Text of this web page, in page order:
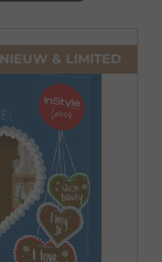
NIEUW & LIMITED